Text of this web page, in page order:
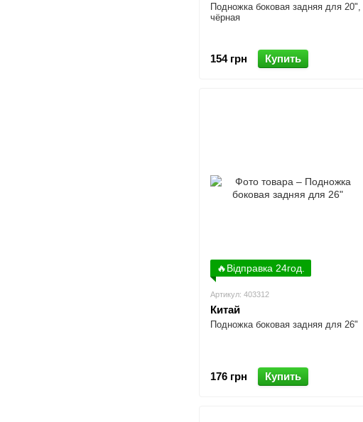
Подножка боковая задняя для 20",
чёрная
154 грн Купить
🔥Відправка 24год.
Артикул: 403312
Китай
Подножка боковая задняя для 26"
176 грн Купить